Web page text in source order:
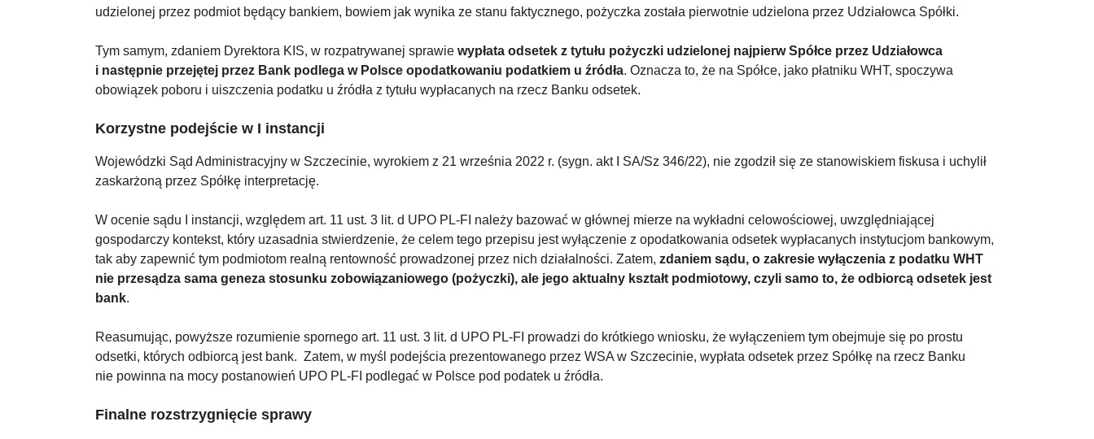
udzielonej przez podmiot będący bankiem, bowiem jak wynika ze stanu faktycznego, pożyczka została pierwotnie udzielona przez Udziałowca Spółki.
Tym samym, zdaniem Dyrektora KIS, w rozpatrywanej sprawie wypłata odsetek z tytułu pożyczki udzielonej najpierw Spółce przez Udziałowca
i następnie przejętej przez Bank podlega w Polsce opodatkowaniu podatkiem u źródła. Oznacza to, że na Spółce, jako płatniku WHT, spoczywa
obowiązek poboru i uiszczenia podatku u źródła z tytułu wypłacanych na rzecz Banku odsetek.
Korzystne podejście w I instancji
Wojewódzki Sąd Administracyjny w Szczecinie, wyrokiem z 21 września 2022 r. (sygn. akt I SA/Sz 346/22), nie zgodził się ze stanowiskiem fiskusa i uchylił
zaskarżoną przez Spółkę interpretację.
W ocenie sądu I instancji, względem art. 11 ust. 3 lit. d UPO PL-FI należy bazować w głównej mierze na wykładni celowościowej, uwzględniającej
gospodarczy kontekst, który uzasadnia stwierdzenie, że celem tego przepisu jest wyłączenie z opodatkowania odsetek wypłacanych instytucjom bankowym,
tak aby zapewnić tym podmiotom realną rentowność prowadzonej przez nich działalności. Zatem, zdaniem sądu, o zakresie wyłączenia z podatku WHT
nie przesądza sama geneza stosunku zobowiązaniowego (pożyczki), ale jego aktualny kształt podmiotowy, czyli samo to, że odbiorcą odsetek jest
bank.
Reasumując, powyższe rozumienie spornego art. 11 ust. 3 lit. d UPO PL-FI prowadzi do krótkiego wniosku, że wyłączeniem tym obejmuje się po prostu
odsetki, których odbiorcą jest bank. Zatem, w myśl podejścia prezentowanego przez WSA w Szczecinie, wypłata odsetek przez Spółkę na rzecz Banku
nie powinna na mocy postanowień UPO PL-FI podlegać w Polsce pod podatek u źródła.
Finalne rozstrzygnięcie sprawy